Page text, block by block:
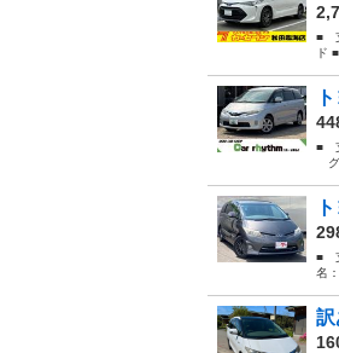
■
ド
■
グ
■
名
訳